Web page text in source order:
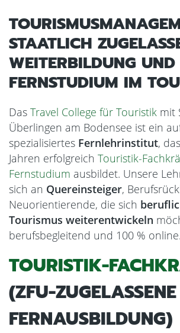
STAATLICH
WEITERBILDUNG UND
FERNSTUDIUM IM
Das Travel College für Touristik mit
Überlingen am Bodensee ist ein
spezialisiertes Fernlehrinstitut,
Jahren erfolgreich Touristik-
Fernstudium ausbildet. Unsere
sich an Quereinsteiger,
Neuorientierende, die sich
Tourismus weiterentwickeln
berufsbegleitend und 100 % online.
TOURISTIK-
(ZFU-ZUGELASSENE
FERNAUSBILDUNG)